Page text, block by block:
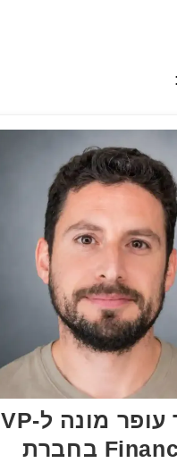
ערד עופר מונה ל-VP
Finance בחברת